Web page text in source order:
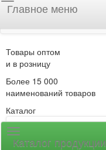
Главное меню
Товары оптом
и в розницу
Более 15 000
наименований товаров
Каталог
Каталог продукции